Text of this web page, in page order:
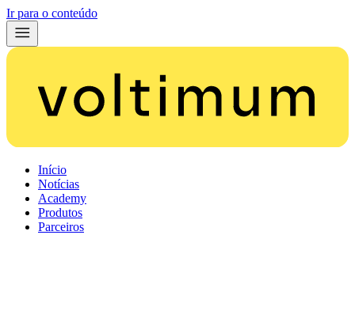
Ir para o conteúdo
Início
Notícias
Academy
Produtos
Parceiros